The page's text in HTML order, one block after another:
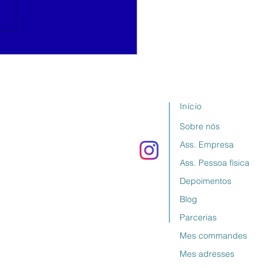
na e da
Início
Sobre nós
Ass. Empresa
Ass. Pessoa física
Depoimentos
Blog
Parcerias
Mes commandes
Mes adresses